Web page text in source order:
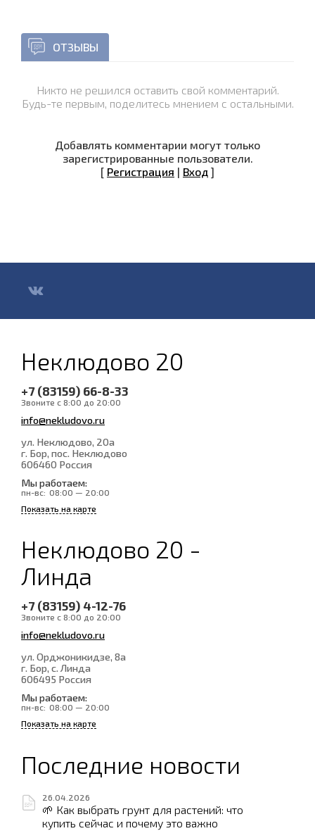
ОТЗЫВЫ
Никто не решился оставить свой комментарий.
Будь-те первым, поделитесь мнением с остальными.
Добавлять комментарии могут только
зарегистрированные пользователи.
[ Регистрация | Вход ]
Неклюдово 20
+7 (83159) 66-8-33
Звоните с 8:00 до 20:00
info@nekludovo.ru
ул. Неклюдово, 20а
г. Бор, пос. Неклюдово
606460 Россия
Мы работаем:
пн-вс: 08:00 — 20:00
Показать на карте
Неклюдово 20 -
Линда
+7 (83159) 4-12-76
Звоните с 8:00 до 20:00
info@nekludovo.ru
ул. Орджоникидзе, 8а
г. Бор, с. Линда
606495 Россия
Мы работаем:
пн-вс: 08:00 — 20:00
Показать на карте
Последние новости
26.04.2026
🌱 Как выбрать грунт для растений: что
купить сейчас и почему это важно